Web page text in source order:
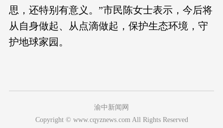
思，还特别有意义。”市民陈女士表示，今后将
从自身做起、从点滴做起，保护生态环境，守
护地球家园。
渝中新闻网
Copyright © www.cqyznews.com All Rights Reserved